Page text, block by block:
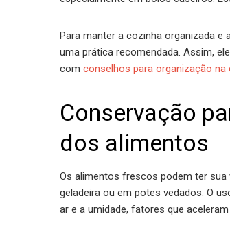
Para manter a cozinha organizada e
uma prática recomendada. Assim,
com conselhos para organização na
Conservação
dos alimentos
Os alimentos frescos podem ter
geladeira ou em potes vedados. O
ar e a umidade, fatores que